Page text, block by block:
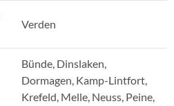
Verden
Bünde, Dinslaken,
Dormagen, Kamp-Lintfort,
Krefeld, Melle, Neuss, Peine,